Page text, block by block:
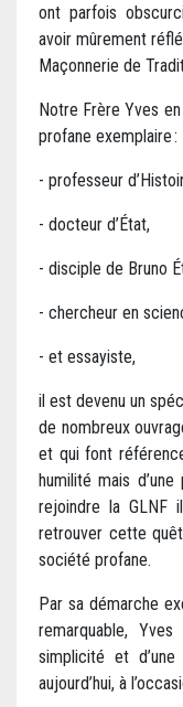
ont parfois
avoir mûrement
Maçonnerie de
Notre Frère Yves
profane exemplaire :
- professeur
- docteur d’État,
- disciple de Bruno
- chercheur en
- et essayiste,
il est devenu un
de nombreux
et qui font
humilité mais
rejoindre la GLNF
retrouver cette
société profane.
Par sa démarche
remarquable,
simplicité et
aujourd’hui, à